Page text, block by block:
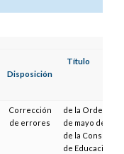
Disposición
Título
Corrección
de errores
de la Orden de
de mayo de
de la Consejera
de Educación,